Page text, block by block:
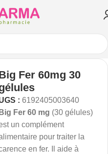
Fer 60mg 30
: 6192405003640
Big Fer 60 mg (30 gélules)
un complément
pour traiter la
en fer. Il aide à